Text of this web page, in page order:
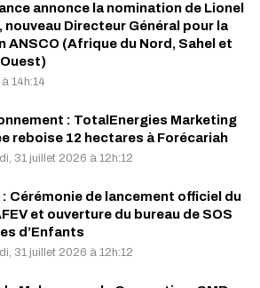
annonce la nomination de Lionel
nouveau Directeur Général pour la
ANSCO (Afrique du Nord, Sahel et
14h:14
: TotalEnergies Marketing
reboise 12 hectares à Forécariah
31 juillet 2026 à 12h:12
: Cérémonie de lancement officiel du
et ouverture du bureau de SOS
d’Enfants
31 juillet 2026 à 12h:12